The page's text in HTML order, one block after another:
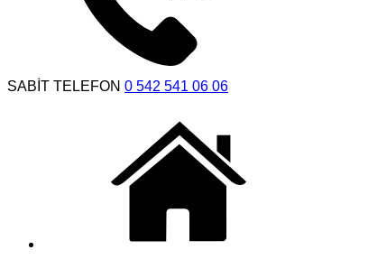
SABİT TELEFON 0 542 541 06 06